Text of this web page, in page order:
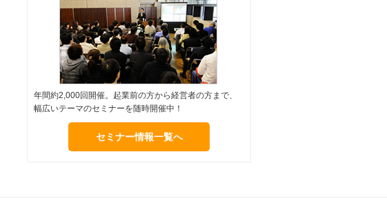
年間約2,000回開催。起業前の方から経営者の方まで、
幅広いテーマのセミナーを随時開催中！
セミナー情報一覧へ